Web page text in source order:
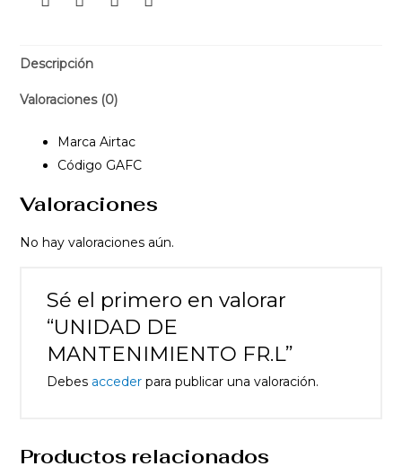
Descripción
Valoraciones (0)
Marca Airtac
Código GAFC
Valoraciones
No hay valoraciones aún.
Sé el primero en valorar
“UNIDAD DE
MANTENIMIENTO FR.L”
Debes accederpara publicar una valoración.
Productos relacionados